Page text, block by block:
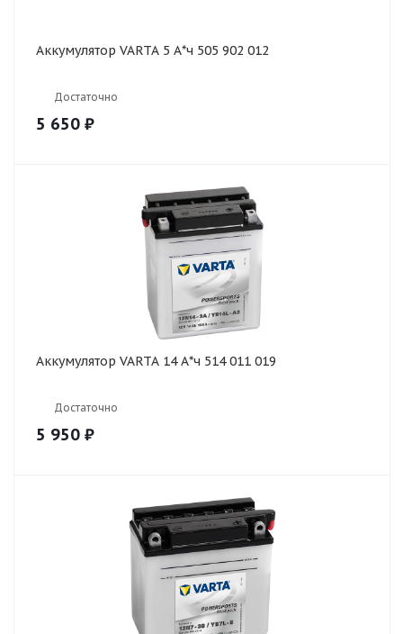
Аккумулятор VARTA 5 А*ч 505 902 012
Достаточно
5 650 ₽
Аккумулятор VARTA 14 А*ч 514 011 019
Достаточно
5 950 ₽